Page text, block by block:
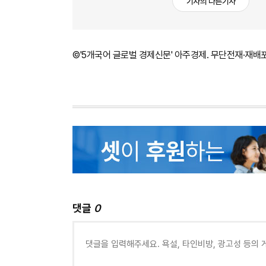
©'5개국어 글로벌 경제신문' 아주경제. 무단전재·재배
댓글 0